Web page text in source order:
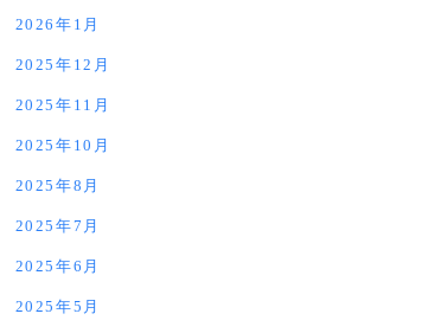
2026年1月
2025年12月
2025年11月
2025年10月
2025年8月
2025年7月
2025年6月
2025年5月